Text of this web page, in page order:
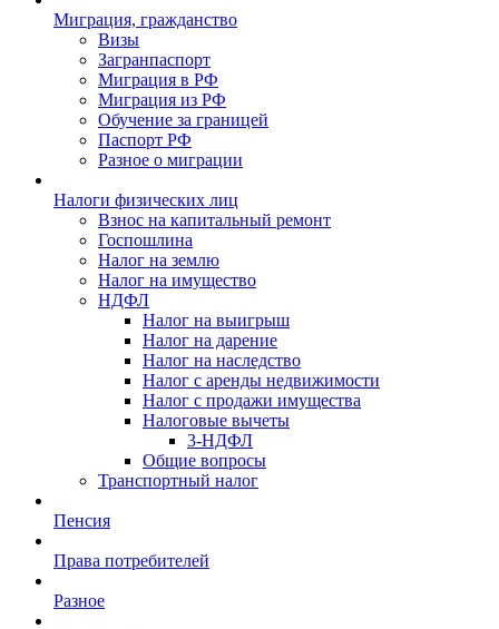
Миграция, гражданство
Визы
Загранпаспорт
Миграция в РФ
Миграция из РФ
Обучение за границей
Паспорт РФ
Разное о миграции
Налоги физических лиц
Взнос на капитальный ремонт
Госпошлина
Налог на землю
Налог на имущество
НДФЛ
Налог на выигрыш
Налог на дарение
Налог на наследство
Налог с аренды недвижимости
Налог с продажи имущества
Налоговые вычеты
3-НДФЛ
Общие вопросы
Транспортный налог
Пенсия
Права потребителей
Разное